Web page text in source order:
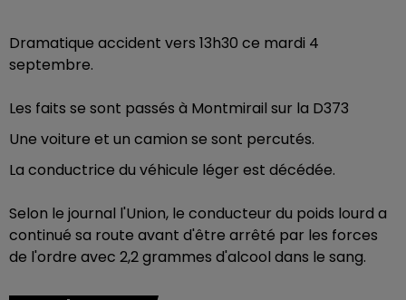
Dramatique accident vers 13h30 ce mardi 4
septembre.
Les faits se sont passés à Montmirail sur la D373
Une voiture et un camion se sont percutés.
La conductrice du véhicule léger est décédée.
Selon le journal l'Union, le conducteur du poids lourd a
continué sa route avant d'être arrêté par les forces
de l'ordre avec 2,2 grammes d'alcool dans le sang.